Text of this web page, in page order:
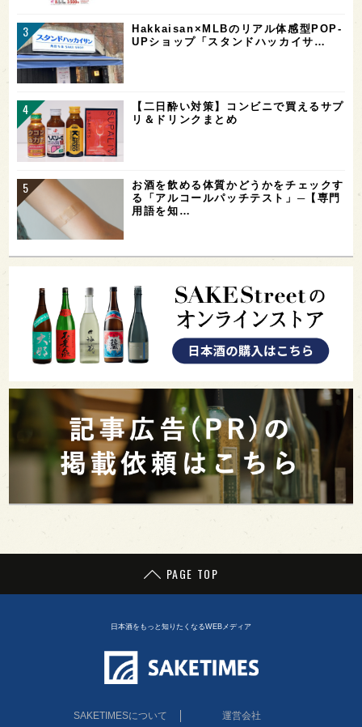
Hakkaisan×MLBのリアル体感型POP-
UPショップ「スタンドハッカイサ…
【二日酔い対策】コンビニで買えるサプ
リ＆ドリンクまとめ
お酒を飲める体質かどうかをチェックす
る「アルコールパッチテスト」─【専門
用語を知…
PAGE TOP
日本酒をもっと知りたくなるWEBメディア
SAKETIMESについて 運営会社